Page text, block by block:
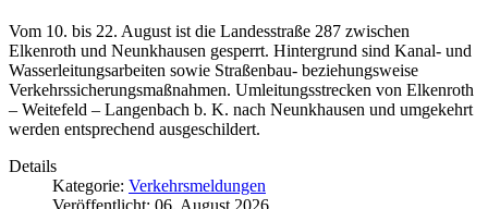
Vom 10. bis 22. August ist die Landesstraße 287 zwischen
Elkenroth und Neunkhausen gesperrt. Hintergrund sind Kanal- und
Wasserleitungsarbeiten sowie Straßenbau- beziehungsweise
Verkehrssicherungsmaßnahmen. Umleitungsstrecken von Elkenroth
– Weitefeld – Langenbach b. K. nach Neunkhausen und umgekehrt
werden entsprechend ausgeschildert.
Details
Kategorie: Verkehrsmeldungen
Veröffentlicht: 06. August 2026